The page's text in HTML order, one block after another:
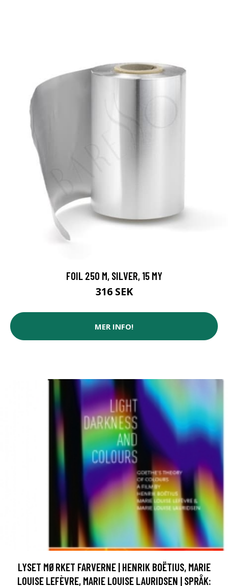
FOIL 250 M, SILVER, 15 MY
316 SEK
MER INFO!
LYSET MØRKET FARVERNE | HENRIK BOËTIUS, MARIE
LOUISE LEFÈVRE, MARIE LOUISE LAURIDSEN | SPRÅK: